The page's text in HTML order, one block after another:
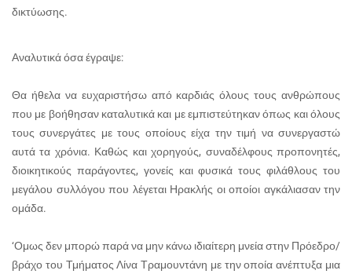
δικτύωσης.
Αναλυτικά όσα έγραψε:
Θα ήθελα να ευχαριστήσω από καρδιάς όλους τους ανθρώπους
που με βοήθησαν καταλυτικά και με εμπιστεύτηκαν όπως και όλους
τους συνεργάτες με τους οποίους είχα την τιμή να συνεργαστώ
αυτά τα χρόνια. Καθώς και χορηγούς, συναδέλφους προπονητές,
διοικητικούς παράγοντες, γονείς και φυσικά τους φιλάθλους του
μεγάλου συλλόγου που λέγεται Ηρακλής οι οποίοι αγκάλιασαν την
ομάδα.
‘Ομως δεν μπορώ παρά να μην κάνω ιδιαίτερη μνεία στην Πρόεδρο/
βράχο του Τμήματος Λίνα Τραμουντάνη με την οποία ανέπτυξα μια